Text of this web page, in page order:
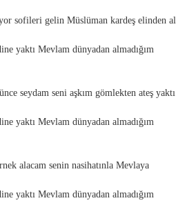
sofileri gelin Müslüman kardeş elinden al
yaktı Mevlam dünyadan almadığım
seydam seni aşkım gömlekten ateş yaktı
yaktı Mevlam dünyadan almadığım
alacam senin nasihatınla Mevlaya
yaktı Mevlam dünyadan almadığım